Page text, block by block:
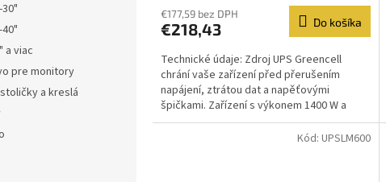
a viac
pre monitory
a kreslá
€177,59 bez DPH
€218,43 Do košíka
Technické údaje: Zdroj UPS Greencell
chrání vaše zařízení před přerušením
napájení, ztrátou dat a napěťovými
špičkami. Zařízení s výkonem 1400 W a
zdánlivým výstupem 2000 VA s...
Kód: UPSLM600